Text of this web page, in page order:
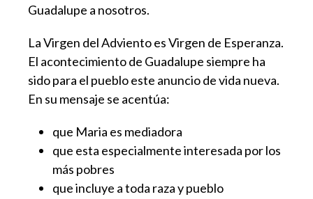
Guadalupe a nosotros.
La Virgen del Adviento es Virgen de Esperanza.
El acontecimiento de Guadalupe siempre ha
sido para el pueblo este anuncio de vida nueva.
En su mensaje se acentúa:
que Maria es mediadora
que esta especialmente interesada por los
más pobres
que incluye a toda raza y pueblo